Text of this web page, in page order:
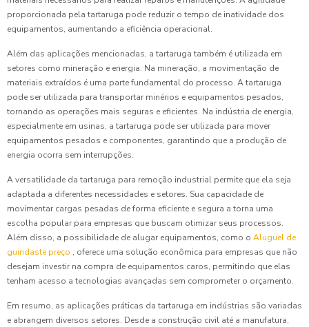
proporcionada pela tartaruga pode reduzir o tempo de inatividade dos
equipamentos, aumentando a eficiência operacional.
Além das aplicações mencionadas, a tartaruga também é utilizada em
setores como mineração e energia. Na mineração, a movimentação de
materiais extraídos é uma parte fundamental do processo. A tartaruga
pode ser utilizada para transportar minérios e equipamentos pesados,
tornando as operações mais seguras e eficientes. Na indústria de energia,
especialmente em usinas, a tartaruga pode ser utilizada para mover
equipamentos pesados e componentes, garantindo que a produção de
energia ocorra sem interrupções.
A versatilidade da tartaruga para remoção industrial permite que ela seja
adaptada a diferentes necessidades e setores. Sua capacidade de
movimentar cargas pesadas de forma eficiente e segura a torna uma
escolha popular para empresas que buscam otimizar seus processos.
Além disso, a possibilidade de alugar equipamentos, como o Aluguel de
guindaste preço , oferece uma solução econômica para empresas que não
desejam investir na compra de equipamentos caros, permitindo que elas
tenham acesso a tecnologias avançadas sem comprometer o orçamento.
Em resumo, as aplicações práticas da tartaruga em indústrias são variadas
e abrangem diversos setores. Desde a construção civil até a manufatura,